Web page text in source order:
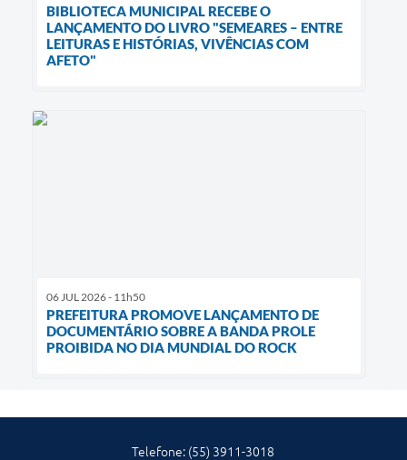
BIBLIOTECA MUNICIPAL RECEBE O
LANÇAMENTO DO LIVRO "SEMEARES – ENTRE
LEITURAS E HISTÓRIAS, VIVÊNCIAS COM
AFETO"
06 JUL 2026 - 11h50
PREFEITURA PROMOVE LANÇAMENTO DE
DOCUMENTÁRIO SOBRE A BANDA PROLE
PROIBIDA NO DIA MUNDIAL DO ROCK
Telefone: (55) 3911-3018